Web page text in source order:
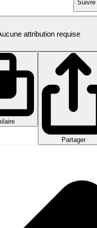
Suivre
attribution requise
Partager